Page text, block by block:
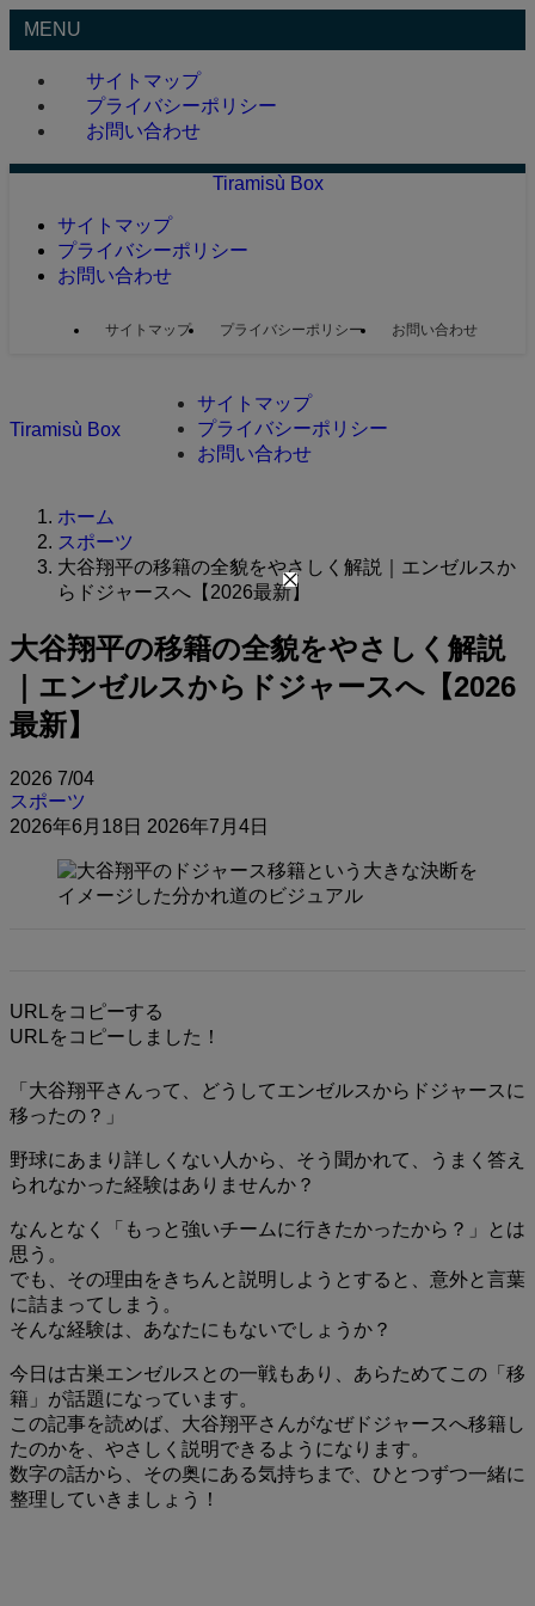
MENU
サイトマップ
プライバシーポリシー
お問い合わせ
Tiramisù Box
サイトマップ
プライバシーポリシー
お問い合わせ
サイトマップ プライバシーポリシー お問い合わせ
Tiramisù Box
サイトマップ
プライバシーポリシー
お問い合わせ
ホーム
スポーツ
大谷翔平の移籍の全貌をやさしく解説｜エンゼルスか
らドジャースへ【2026最新】
大谷翔平の移籍の全貌をやさしく解説
｜エンゼルスからドジャースへ【2026
最新】
2026 7/04
スポーツ
2026年6月18日 2026年7月4日
URLをコピーする
URLをコピーしました！
「大谷翔平さんって、どうしてエンゼルスからドジャースに
移ったの？」
野球にあまり詳しくない人から、そう聞かれて、うまく答え
られなかった経験はありませんか？
なんとなく「もっと強いチームに行きたかったから？」とは
思う。
でも、その理由をきちんと説明しようとすると、意外と言葉
に詰まってしまう。
そんな経験は、あなたにもないでしょうか？
今日は古巣エンゼルスとの一戦もあり、あらためてこの「移
籍」が話題になっています。
この記事を読めば、大谷翔平さんがなぜドジャースへ移籍し
たのかを、やさしく説明できるようになります。
数字の話から、その奥にある気持ちまで、ひとつずつ一緒に
整理していきましょう！